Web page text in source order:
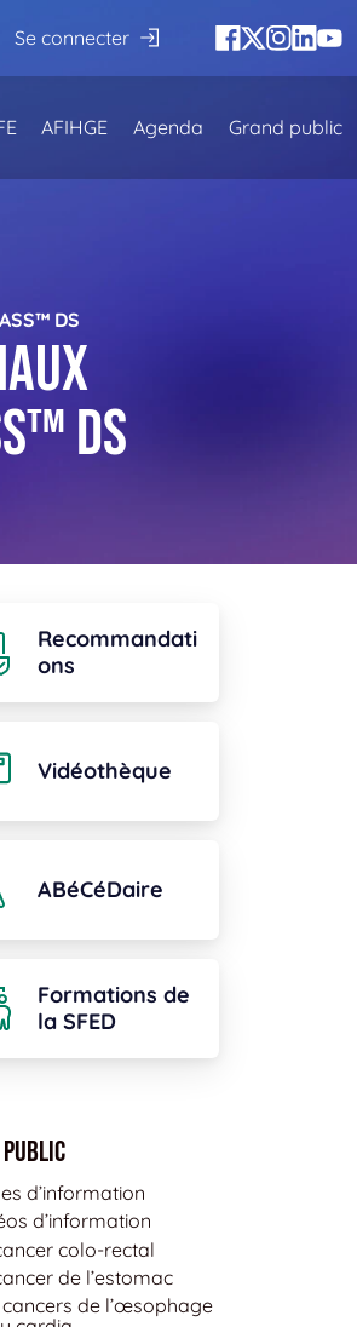
Se connecter
AFIHGE Agenda Grand public
DS
DS
Recommandati
ons
Vidéothèque
ABéCéDaire
Formations de
la SFED
public
d’information
d’information
colo-rectal
de l’estomac
cancers de l’œsophage